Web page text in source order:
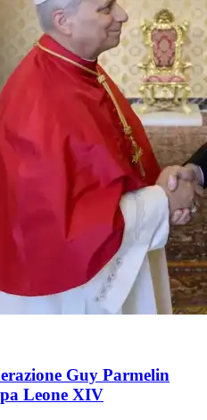
Guy Parmelin
Leone XIV